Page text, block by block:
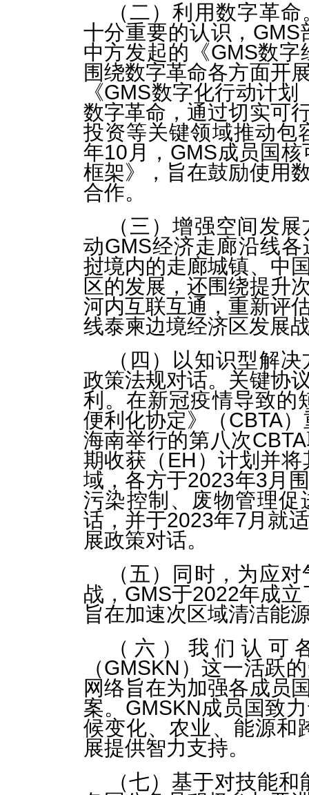
（二）利用数字革
十分重要的认识，
中方发起的《GMS数
围绕数字革命各方面开
《GMS数字化行动计
数字革命，通过切实可
投资等关键领域推动包
年10月，GMS成员国
框架》，旨在鼓励使用
合作。
（三）增强空间发
动GMS经济走廊沿线
挝境内的走廊城镇、中
区的发展，还围绕提升
河内互联互通，重新评
线泰柬边境经济区发展
（四）以知识型解
政策法规对话。关键协
利。在新冠疫情导致的
便利化协定》（CBTA
海南举行的第八次
期收获（EH）计划并
域，各方于2023年3月
污染控制、废物管理
话，并于2023年7月就
展政策对话。
（五）同时，为应
战，GMS于2022年成
旨在加速次区域清洁能
（六）我们认可
（GMSKN）这一活跃
网络旨在为加强各成员
案。GMSKN成员国致
候变化、农业、能源和
展提供智力支持。
（七）基于对技能